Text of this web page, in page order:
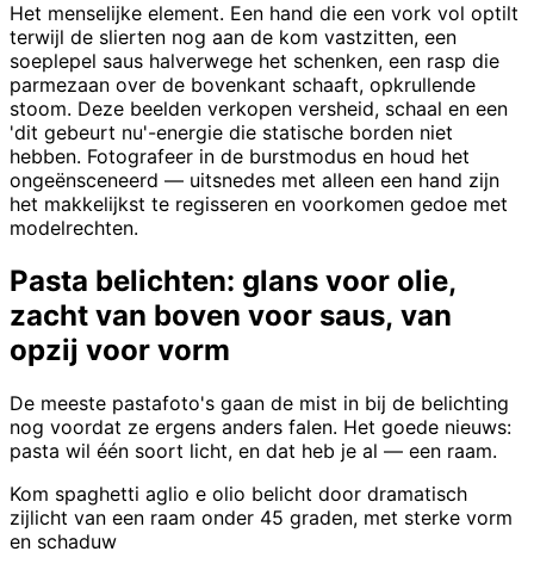
Het menselijke element. Een hand die een vork vol optilt
terwijl de slierten nog aan de kom vastzitten, een
soeplepel saus halverwege het schenken, een rasp die
parmezaan over de bovenkant schaaft, opkrullende
stoom. Deze beelden verkopen versheid, schaal en een
'dit gebeurt nu'-energie die statische borden niet
hebben. Fotografeer in de burstmodus en houd het
ongeënsceneerd — uitsnedes met alleen een hand zijn
het makkelijkst te regisseren en voorkomen gedoe met
modelrechten.
Pasta belichten: glans voor olie,
zacht van boven voor saus, van
opzij voor vorm
De meeste pastafoto's gaan de mist in bij de belichting
nog voordat ze ergens anders falen. Het goede nieuws:
pasta wil één soort licht, en dat heb je al — een raam.
Kom spaghetti aglio e olio belicht door dramatisch
zijlicht van een raam onder 45 graden, met sterke vorm
en schaduw